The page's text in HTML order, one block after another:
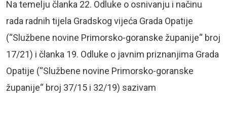
Na temelju članka 22. Odluke o osnivanju i načinu
rada radnih tijela Gradskog vijeća Grada Opatije
(“Službene novine Primorsko-goranske županije“ broj
17/21) i članka 19. Odluke o javnim priznanjima Grada
Opatije (“Službene novine Primorsko-goranske
županije“ broj 37/15 i 32/19) sazivam